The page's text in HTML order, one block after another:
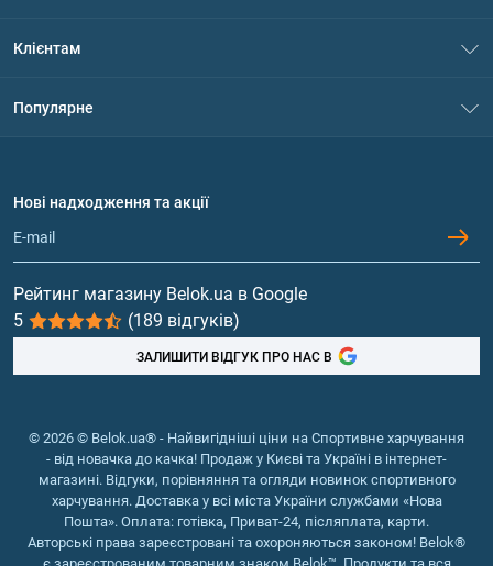
Політика конфіденційності
Обмін та повернення
Клієнтам
Популярне
Протеїн
Гейнери
Вітаміни та мінерали
Риб'ячий жир, жирні кислоти
Нові надходження та акції
Рейтинг магазину Belok.ua в Google
5
(189 відгуків)
ЗАЛИШИТИ ВІДГУК ПРО НАС В
© 2026 © Belok.ua® - Найвигідніші ціни на Спортивне харчування
- від новачка до качка! Продаж у Києві та Україні в інтернет-
магазині. Відгуки, порівняння та огляди новинок спортивного
харчування. Доставка у всі міста України службами «Нова
Пошта». Оплата: готівка, Приват-24, післяплата, карти.
Авторські права зареєстровані та охороняються законом! Belok®